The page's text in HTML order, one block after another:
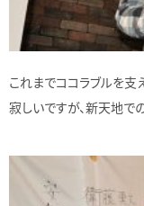
これまでココラブルを支
寂しいですが、新天地で